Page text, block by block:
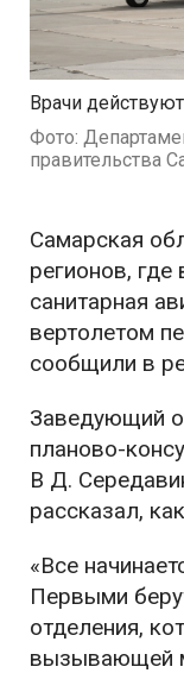
Врачи
Фото:
правительства
Самарская
регионов,
санитарная
вертолетом
сообщили в
Заведующий
планово-
В Д.
рассказал,
«Все
Первыми
отделения,
вызывающей